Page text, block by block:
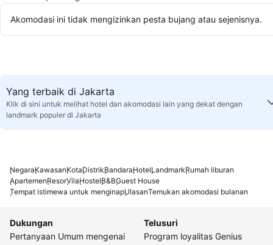
Akomodasi ini tidak mengizinkan pesta bujang atau sejenisnya.
Yang terbaik di Jakarta
Klik di sini untuk melihat hotel dan akomodasi lain yang dekat dengan
landmark populer di Jakarta
NegaraKawasanKotaDistrikBandaraHotelLandmarkRumah liburan
ApartemenResorVilaHostelB&BGuest House
Tempat istimewa untuk menginapUlasanTemukan akomodasi bulanan
Dukungan
Pertanyaan Umum mengenai
Telusuri
Program loyalitas Genius